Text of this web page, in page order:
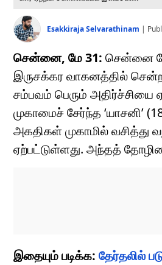
Esakkiraja Selvarathinam |
சென்னை, மே 31: சென்னை
இருசக்கர வாகனத்தில் சென்ற
சம்பவம் பெரும் அதிர்ச்சியை
முகாமைச் சேர்ந்த ‘யாசனி’
அகதிகள் முகாமில்
ஏற்பட்டுள்ளது. அந்தத்
இதையும் படிக்க: தேர்தலில்